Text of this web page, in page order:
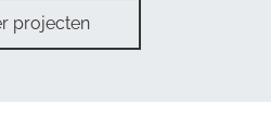
projecten